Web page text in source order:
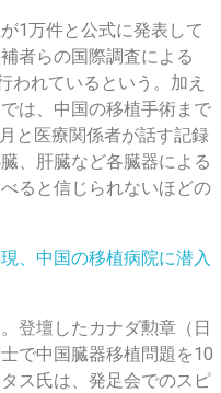
1万件と公式に発表して
者らの国際調査による
われているという。加え
は、中国の移植手術まで
と医療関係者が話す記録
、肝臓など各臓器による
ると信じられないほどの
、中国の移植病院に潜入
登壇したカナダ勲章（日
で中国臓器移植問題を10
ス氏は、発足会でのスピ